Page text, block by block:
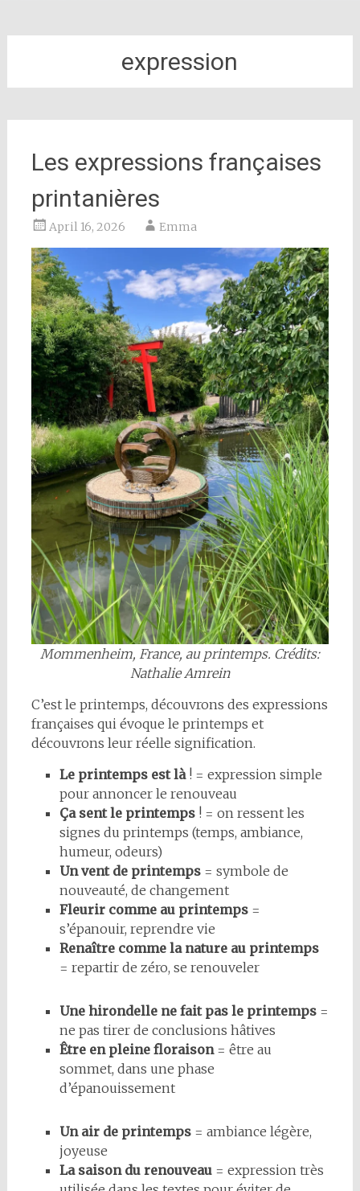
expression
Les expressions françaises
printanières
April 16, 2026 Emma
Mommenheim, France, au printemps. Crédits:
Nathalie Amrein
C’est le printemps, découvrons des expressions
françaises qui évoque le printemps et
découvrons leur réelle signification.
Le printemps est là! = expression simple
pour annoncer le renouveau
Ça sent le printemps! = on ressent les
signes du printemps (temps, ambiance,
humeur, odeurs)
Un vent de printemps= symbole de
nouveauté, de changement
Fleurir comme au printemps=
s’épanouir, reprendre vie
Renaître comme la nature au printemps
= repartir de zéro, se renouveler
Une hirondelle ne fait pas le printemps=
ne pas tirer de conclusions hâtives
Être en pleine floraison= être au
sommet, dans une phase
d’épanouissement
Un air de printemps= ambiance légère,
joyeuse
La saison du renouveau= expression très